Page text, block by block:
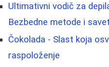
Ultimativni vodič za
Bezbedne metode i
Čokolada - Slast koja
raspoloženje